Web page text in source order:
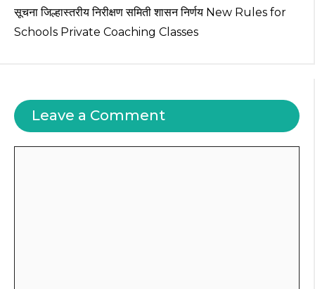
सूचना जिल्हास्तरीय निरीक्षण समिती शासन निर्णय New Rules for
Schools Private Coaching Classes
Leave a Comment